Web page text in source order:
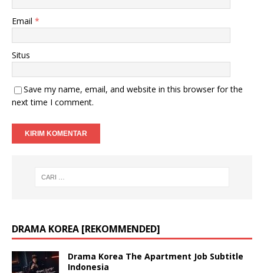
Email *
Situs
Save my name, email, and website in this browser for the
next time I comment.
DRAMA KOREA [REKOMMENDED]
Drama Korea The Apartment Job Subtitle
Indonesia